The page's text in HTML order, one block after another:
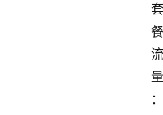
套
餐
流
量
：